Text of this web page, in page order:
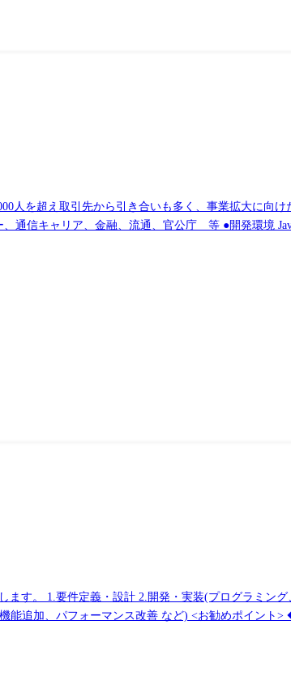
合いも多く、事業拡大に向けた積極採用です!! ご志向/ご希望に応じて、プロ
(結合テスト、システ
ーカー様とのお取引も多いため、お客様への直接提案なども含め個人の
す! CLは担当顧客を持ち、PLは持ち帰り案件を担当するイメージです
テム再構築 ・大手電機メーカー 人事情報管理シス